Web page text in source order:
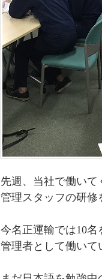
先週、当社で働い
管理スタッフの研修
今名正運輸では10
管理者として働いて